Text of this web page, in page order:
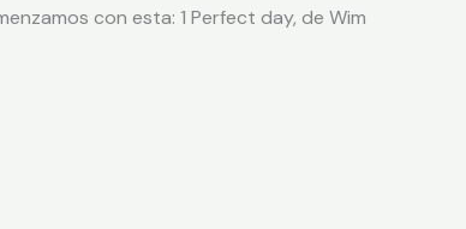
con esta: 1 Perfect day, de Wim